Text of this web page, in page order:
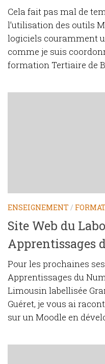
Cela fait pas mal de
l’utilisation des outils
logiciels couramment
comme je suis
formation Tertiaire de
ENSEIGNEMENT /
Site Web du
Apprentissages
Pour les prochaines
Apprentissages du
Limousin labellisée
Guéret, je vous ai
sur un Moodle en